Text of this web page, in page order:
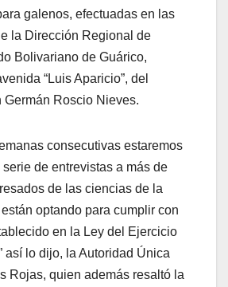
galenos, efectuadas en las
la Dirección Regional de
Bolivariano de Guárico,
“Luis Aparicio”, del
Germán Roscio Nieves.
consecutivas estaremos
de entrevistas a más de
de las ciencias de la
optando para cumplir con
en la Ley del Ejercicio
así lo dijo, la Autoridad Única
Rojas, quien además resaltó la